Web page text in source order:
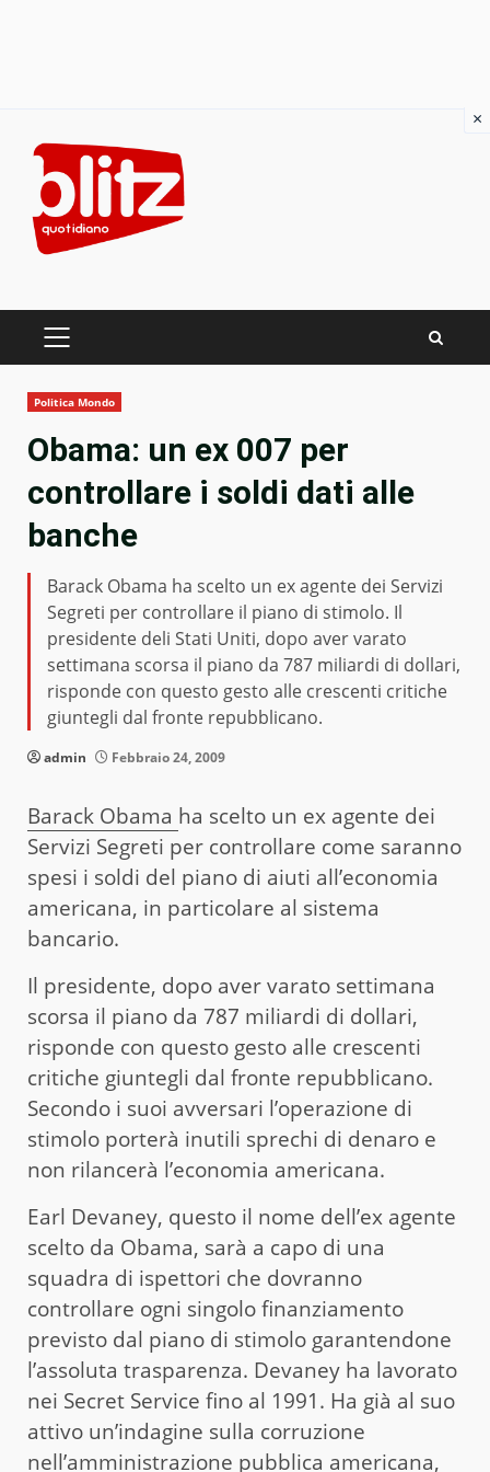
content
PRIMARY
Politica Mondo
Obama: un ex 007 per
controllare i soldi dati alle
banche
Barack Obama ha scelto un ex agente dei Servizi
Segreti per controllare il piano di stimolo. Il
presidente deli Stati Uniti, dopo aver varato
settimana scorsa il piano da 787 miliardi di dollari,
risponde con questo gesto alle crescenti critiche
giuntegli dal fronte repubblicano.
admin Febbraio 24, 2009
Barack Obama ha scelto un ex agente dei
Servizi Segreti per controllare come saranno
spesi i soldi del piano di aiuti all’economia
americana, in particolare al sistema
bancario.
Il presidente, dopo aver varato settimana
scorsa il piano da 787 miliardi di dollari,
risponde con questo gesto alle crescenti
critiche giuntegli dal fronte repubblicano.
Secondo i suoi avversari l’operazione di
stimolo porterà inutili sprechi di denaro e
non rilancerà l’economia americana.
Earl Devaney, questo il nome dell’ex agente
scelto da Obama, sarà a capo di una
squadra di ispettori che dovranno
controllare ogni singolo finanziamento
previsto dal piano di stimolo garantendone
l’assoluta trasparenza. Devaney ha lavorato
nei Secret Service fino al 1991. Ha già al suo
attivo un’indagine sulla corruzione
nell’amministrazione pubblica americana,
×